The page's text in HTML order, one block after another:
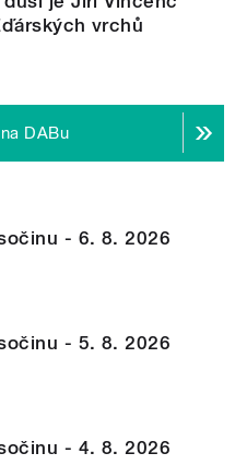
vrchů
DABu
- 6. 8. 2026
- 5. 8. 2026
- 4. 8. 2026